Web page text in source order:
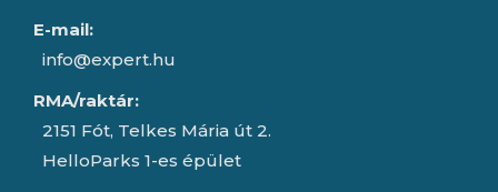
E-mail:
info@expert.hu
RMA/raktár:
2151 Fót, Telkes Mária út 2.
HelloParks 1-es épület